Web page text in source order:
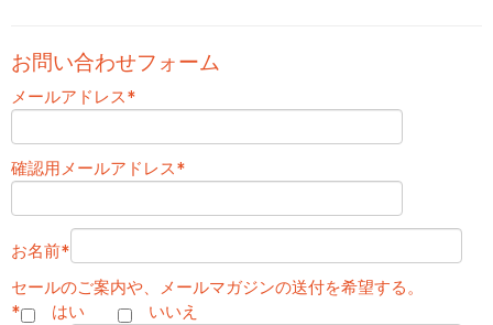
お問い合わせフォーム
メールアドレス*
確認用メールアドレス*
お名前*
セールのご案内や、メールマガジンの送付を希望する。
*
はい いいえ